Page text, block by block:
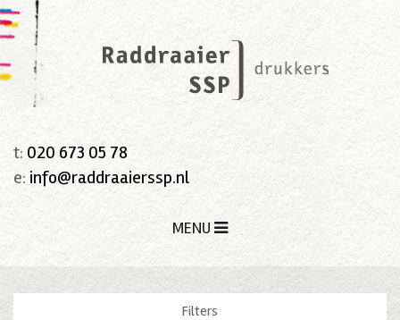
t: 020 673 05 78
e: info@raddraaierssp.nl
MENU
Filters